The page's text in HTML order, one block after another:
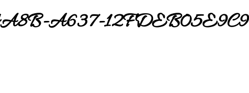
A637-12FDEB05E9C9